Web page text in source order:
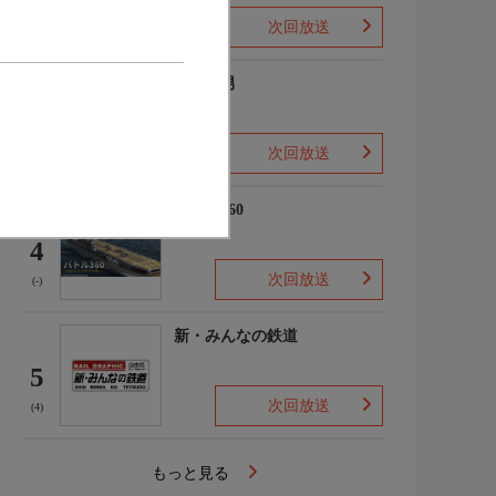
次回放送
ザ・森男
次回放送
4
(-)
バトル360
次回放送
5
(4)
新・みんなの鉄道
次回放送
もっと見る